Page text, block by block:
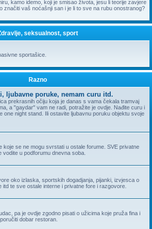
kamo idemo, koji je smisao života, jesu li teorije zavjere
značiti vaš noćašnji san i je li to sve na rubu onostranog?
seksualnost, sport
sportašice.
Razno
ljubavne poruke, nemam curu itd.
prekrasnih očiju koja je danas s vama čekala tramvaj
a "gaydar" vam ne radi, potražite je ovdje. Nađite curu i
one night stand. Ili ostavite ljubavnu poruku objektu svoje
koje se ne mogu svrstati u ostale forume. SVE privatne
vodite u podforumu dnevna soba.
oko izlaska, sportskih dogadjanja, pijanki, izvjesca o
itd te sve ostale interne i privatne fore i razgovore.
pa je ovdje zgodno pisati o užicima koje pruža fina i
dobar restoran.